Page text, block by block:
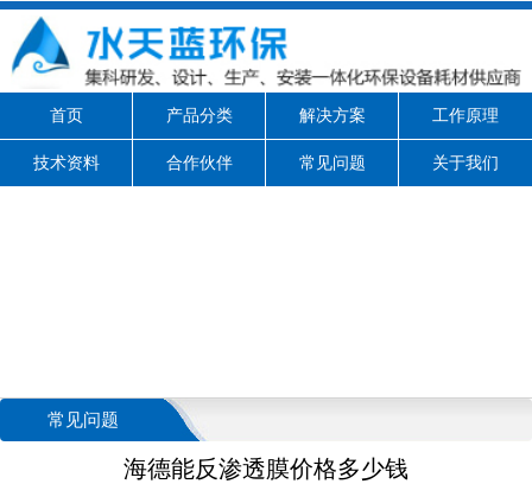
首页 产品分类 解决方案 工作原理
技术资料 合作伙伴 常见问题 关于我们
常见问题
海德能反渗透膜价格多少钱